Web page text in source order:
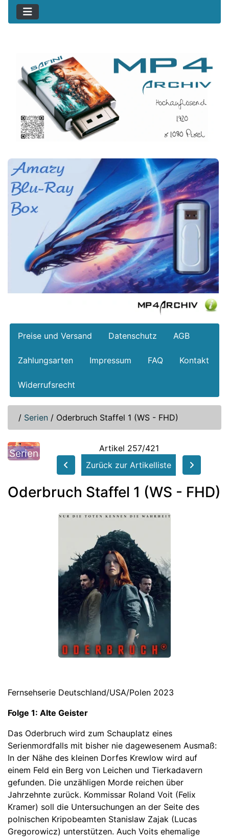
Preise und Versand Datenschutz AGB
Zahlungsarten Impressum FAQ Kontakt
Widerrufsrecht
/ Serien / Oderbruch Staffel 1 (WS - FHD)
Serien
Artikel 257/421
Zurück zur Artikelliste
Oderbruch Staffel 1 (WS - FHD)
Fernsehserie Deutschland/USA/Polen 2023
Folge 1: Alte Geister
Das Oderbruch wird zum Schauplatz eines
Serienmordfalls mit bisher nie dagewesenem Ausmaß:
In der Nähe des kleinen Dorfes Krewlow wird auf
einem Feld ein Berg von Leichen und Tierkadavern
gefunden. Die unzähligen Morde reichen über
Jahrzehnte zurück. Kommissar Roland Voit (Felix
Kramer) soll die Untersuchungen an der Seite des
polnischen Kripobeamten Stanislaw Zajak (Lucas
Gregorowicz) unterstützen. Auch Voits ehemalige